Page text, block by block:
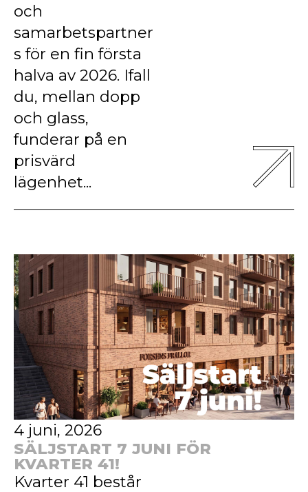
och
samarbetspartner
s för en fin första
halva av 2026. Ifall
du, mellan dopp
och glass,
funderar på en
prisvärd
lägenhet...
4 juni, 2026
SÄLJSTART 7 JUNI FÖR
KVARTER 41!
Kvarter 41 består